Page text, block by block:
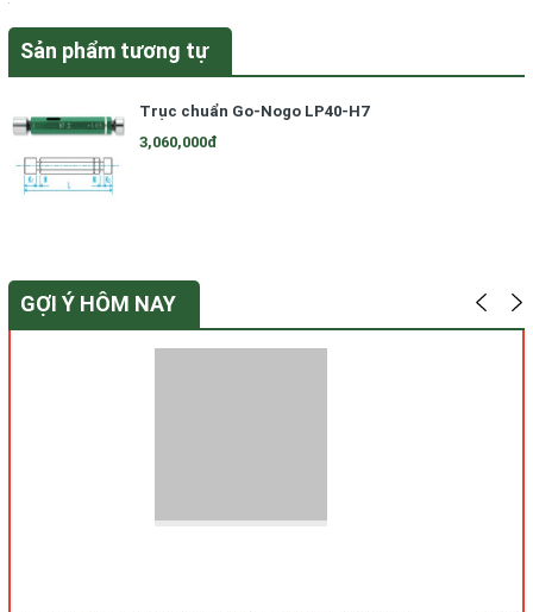
Sản phẩm tương tự
Trục chuẩn Go-Nogo LP40-H7
3,060,000đ
GỢI Ý HÔM NAY